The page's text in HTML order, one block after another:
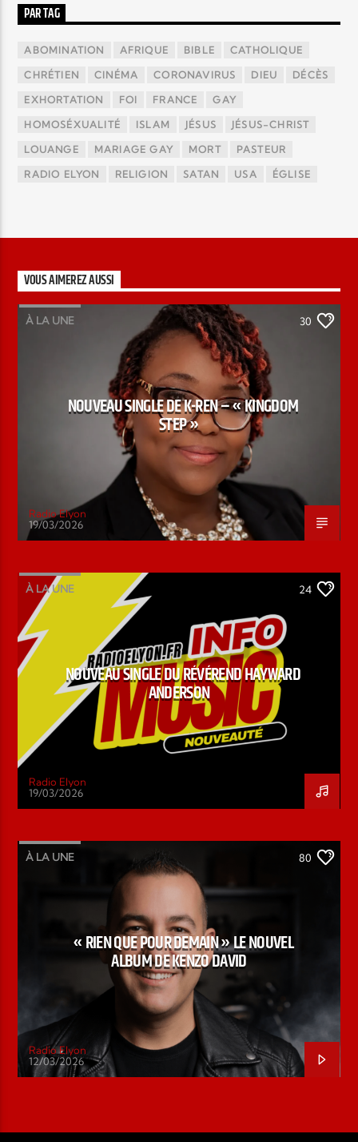
PAR TAG
ABOMINATION AFRIQUE BIBLE CATHOLIQUE
CHRÉTIEN CINÉMA CORONAVIRUS DIEU DÉCÈS
EXHORTATION FOI FRANCE GAY
HOMOSÉXUALITÉ ISLAM JÉSUS JÉSUS-CHRIST
LOUANGE MARIAGE GAY MORT PASTEUR
RADIO ELYON RELIGION SATAN USA ÉGLISE
VOUS AIMEREZ AUSSI
À LA UNE 30
NOUVEAU SINGLE DE K-REN – « KINGDOM
STEP »
Radio Elyon
19/03/2026
À LA UNE 24
NOUVEAU SINGLE DU RÉVÉREND HAYWARD
ANDERSON
Radio Elyon
19/03/2026
À LA UNE 80
« RIEN QUE POUR DEMAIN » LE NOUVEL
ALBUM DE KENZO DAVID
Radio Elyon
12/03/2026